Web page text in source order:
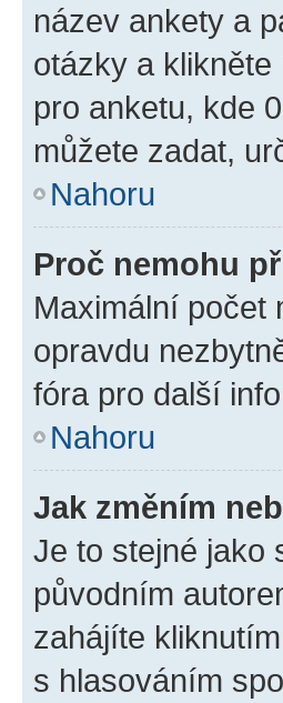
název ankety a
otázky a klikněte
pro anketu, kde
můžete zadat,
Nahoru
Proč nemohu
Maximální počet
opravdu
fóra pro další
Nahoru
Jak změním
Je to stejné jako
původním
zahájíte
s hlasováním